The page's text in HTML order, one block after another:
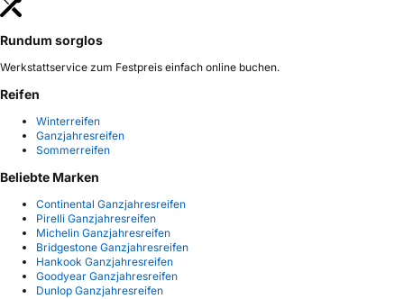
Rundum sorglos
Werkstattservice zum Festpreis einfach online buchen.
Reifen
Winterreifen
Ganzjahresreifen
Sommerreifen
Beliebte Marken
Continental Ganzjahresreifen
Pirelli Ganzjahresreifen
Michelin Ganzjahresreifen
Bridgestone Ganzjahresreifen
Hankook Ganzjahresreifen
Goodyear Ganzjahresreifen
Dunlop Ganzjahresreifen